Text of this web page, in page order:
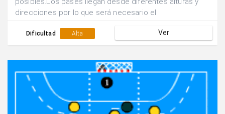
direcciones por lo que será necesario el
con rapidez y eficacia.
Dificultad Alta Ver